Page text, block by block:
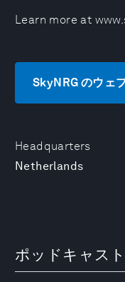
Headquarters
Netherlands
Learn more at
SkyNRG のウェ
ポッドキャスト